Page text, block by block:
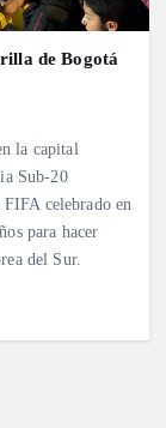
de Bogotá
la capital
Sub-20
celebrado en
para hacer
del Sur.